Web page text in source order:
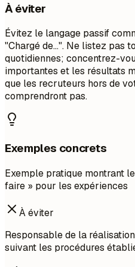
À éviter
Évitez le langage passif
"Chargé de...". Ne listez pas
quotidiennes; concentrez-
importantes et les résultats
que les recruteurs hors de
comprendront pas.
Exemples concrets
Exemple pratique montrant
faire » pour les expériences
À éviter
Responsable de la
suivant les procédures